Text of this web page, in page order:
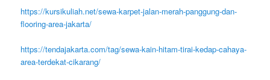
https://kursikuliah.net/sewa-karpet-jalan-merah-panggung-dan-
flooring-area-jakarta/
https://tendajakarta.com/tag/sewa-kain-hitam-tirai-kedap-cahaya-
area-terdekat-cikarang/